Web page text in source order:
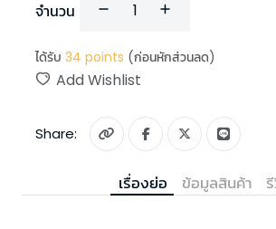
จำนวน
ได้รับ 34 points (ก่อนหักส่วนลด)
Add Wishlist
Share:
เรื่องย่อ ข้อมูลสินค้า